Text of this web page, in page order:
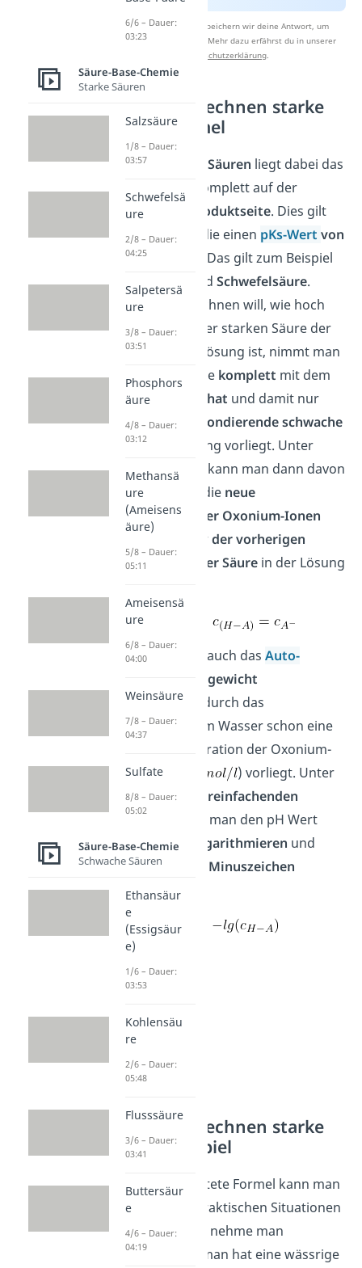
Nach Beantwortung speichern wir deine Antwort, um
Studyflix zu verbessern. Mehr dazu erfährst du in unserer
Datenschutzerklärung.
pH Wert berechnen starke
Säuren Formel
Beisehr starken Säuren liegt dabei das
Gleichgewicht komplett auf der
dissoziierten Produktseite. Dies gilt
nur für Säuren, die einen pKs-Wertvon
kleiner 1
haben. Das gilt zum Beispiel
für
Salzsäure undSchwefelsäure.
Wenn man berechnen will, wie hoch
nach Zugabe einer starken Säure der
pH Wert dieser Lösung ist, nimmt man
an, dass die Säure komplett mit dem
Wasserreagiert hat und damit nur
noch alskorrespondierende schwache
Basein der Lösung vorliegt. Unter
dieser Annahme kann man dann davon
ausgehen, dass die neue
Konzentration der Oxonium-Ionen
im Wasserder vorherigen
Konzentration der Säure in der Lösung
Dabei wird auch auch dasAuto-
Gleichgewicht
vernachlässigt
, durch das
normalerweise im Wasser schon eine
geringe Konzentration der Oxonium-
Ionen (
) vorliegt. Unter
diesen beiden
vereinfachenden
Annahmen
kann man den pH Wert
einfach durch
logarithmieren und
Vorstellen eines Minuszeichen
berechnen:
pH Wert berechnen starke
Säuren Beispiel
Die nun hergeleitete Formel kann man
nun einfach in praktischen Situationen
anwenden. Dazu nehme man
beispielhaft an, man hat eine wässrige
6/6 – Dauer:
03:23
Säure-Base-Chemie
Starke Säuren
Salzsäure
1/8 – Dauer:
03:57
Schwefelsä
ure
2/8 – Dauer:
04:25
Salpetersä
ure
3/8 – Dauer:
03:51
Phosphors
äure
4/8 – Dauer:
03:12
Methansä
ure
(Ameisens
äure)
5/8 – Dauer:
05:11
Ameisensä
ure
6/8 – Dauer:
04:00
Weinsäure
7/8 – Dauer:
04:37
Sulfate
8/8 – Dauer:
05:02
Säure-Base-Chemie
Schwache Säuren
Ethansäur
e
(Essigsäur
e)
1/6 – Dauer:
03:53
Kohlensäu
re
2/6 – Dauer:
05:48
Flusssäure
3/6 – Dauer:
03:41
Buttersäur
e
4/6 – Dauer:
04:19